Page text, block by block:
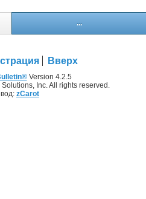
...
Вверх
Version 4.2.5
Inc. All rights reserved.
zCarot